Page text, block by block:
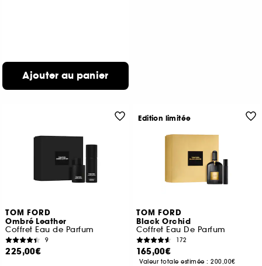
Ajouter au panier
TOM FORD
Ombré Leather
Coffret Eau de Parfum
9
225,00€
TOM FORD
Black Orchid
Coffret Eau De Parfum
172
165,00€
Valeur totale estimée :200,00€
Edition limitée